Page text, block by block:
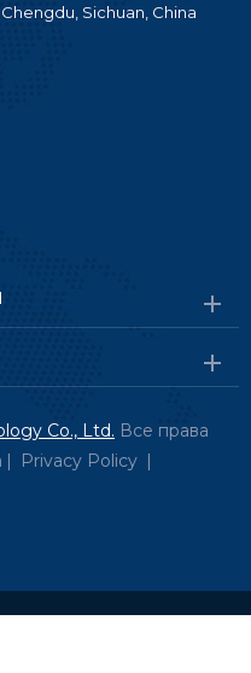
Sichuan, China
Co., Ltd. Все права
| Privacy Policy |